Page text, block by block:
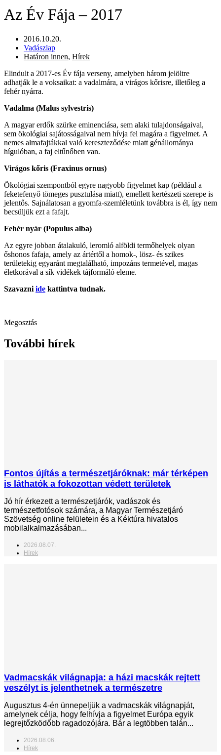
Az Év Fája – 2017
2016.10.20.
Vadászlap
Határon innen, Hírek
Elindult a 2017-es Év fája verseny, amelyben három jelöltre
adhatják le a voksaikat: a vadalmára, a virágos kőrisre, illetőleg a
fehér nyárra.
Vadalma (Malus sylvestris)
A magyar erdők szürke eminenciása, sem alaki tulajdonságaival,
sem ökológiai sajátosságaival nem hívja fel magára a figyelmet. A
nemes almafajtákkal való kereszteződése miatt génállománya
hígulóban, a faj eltűnőben van.
Virágos kőris (Fraxinus ornus)
Ökológiai szempontból egyre nagyobb figyelmet kap (például a
feketefenyő tömeges pusztulása miatt), emellett kertészeti szerepe is
jelentős. Sajnálatosan a gyomfa-szemléletünk továbbra is él, így nem
becsüljük ezt a fafajt.
Fehér nyár (Populus alba)
Az egyre jobban átalakuló, leromló alföldi termőhelyek olyan
őshonos fafaja, amely az ártértől a homok-, lösz- és szikes
területekig egyaránt megtalálható, impozáns termetével, magas
életkorával a sík vidékek tájformáló eleme.
Szavazni ide kattintva tudnak.
Megosztás
További hírek
Fontos újítás a természetjáróknak: már térképen
is láthatók a fokozottan védett területek
Jó hír érkezett a természetjárók, vadászok és
természetfotósok számára, a Magyar Természetjáró
Szövetség online felületein és a Kéktúra hivatalos
mobilalkalmazásában...
2026.08.07.
Hírek
Vadmacskák világnapja: a házi macskák rejtett
veszélyt is jelenthetnek a természetre
Augusztus 4-én ünnepeljük a vadmacskák világnapját,
amelynek célja, hogy felhívja a figyelmet Európa egyik
legrejtőzködőbb ragadozójára. Bár a legtöbben talán...
2026.08.06.
Hírek